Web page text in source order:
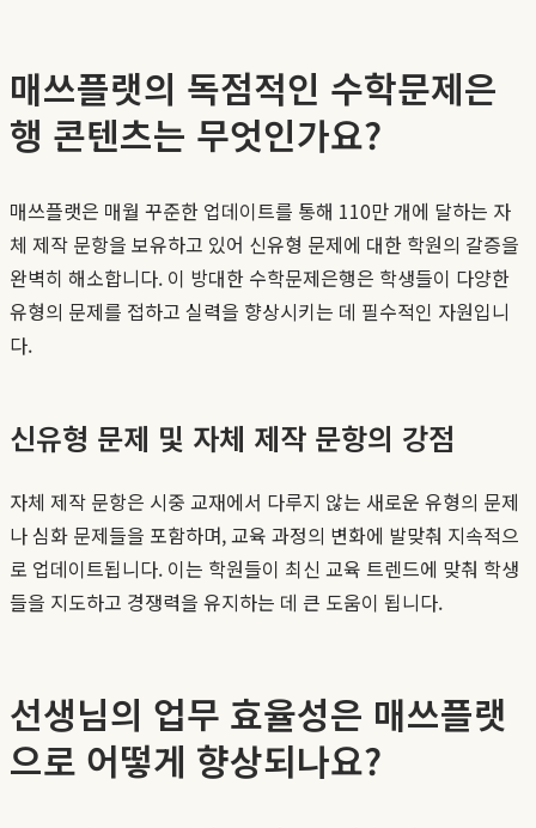
매쓰플랫의 독점적인 수학문제은
행 콘텐츠는 무엇인가요?
매쓰플랫은 매월 꾸준한 업데이트를 통해 110만 개에 달하는 자
체 제작 문항을 보유하고 있어 신유형 문제에 대한 학원의 갈증을
완벽히 해소합니다. 이 방대한 수학문제은행은 학생들이 다양한
유형의 문제를 접하고 실력을 향상시키는 데 필수적인 자원입니
다.
신유형 문제 및 자체 제작 문항의 강점
자체 제작 문항은 시중 교재에서 다루지 않는 새로운 유형의 문제
나 심화 문제들을 포함하며, 교육 과정의 변화에 발맞춰 지속적으
로 업데이트됩니다. 이는 학원들이 최신 교육 트렌드에 맞춰 학생
들을 지도하고 경쟁력을 유지하는 데 큰 도움이 됩니다.
선생님의 업무 효율성은 매쓰플랫
으로 어떻게 향상되나요?